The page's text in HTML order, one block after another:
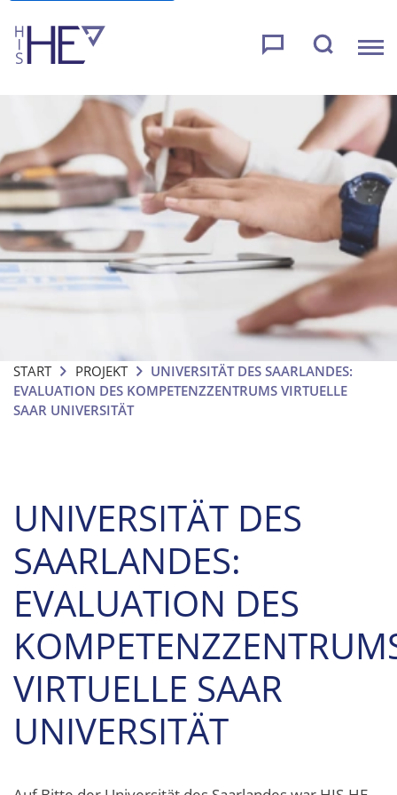
START PROJEKT
UNIVERSITÄT DES SAARLANDES:
EVALUATION DES KOMPETENZZENTRUMS VIRTUELLE
SAAR UNIVERSITÄT
UNIVERSITÄT DES
SAARLANDES:
EVALUATION DES
VIRTUELLE SAAR
UNIVERSITÄT